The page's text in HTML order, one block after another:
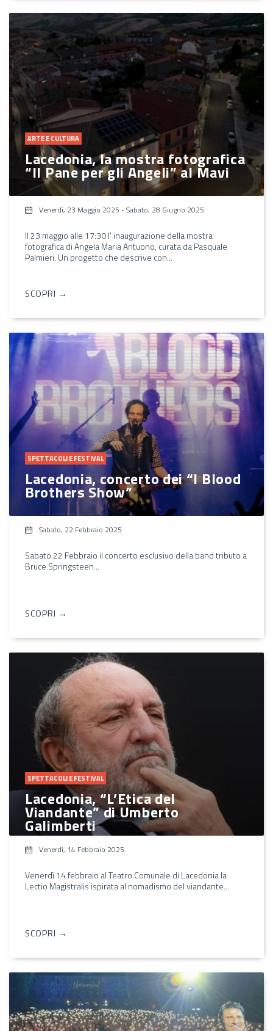
ARTE E CULTURA
Lacedonia, la mostra fotografica
“Il Pane per gli Angeli” al Mavi
Venerdì, 23 Maggio 2025 -Sabato, 28 Giugno 2025
Il 23 maggio alle 17:30 l' inaugurazione della mostra
fotografica di Angela Maria Antuono, curata da Pasquale
Palmieri. Un progetto che descrive con...
SCOPRI →
SPETTACOLI E FESTIVAL
Lacedonia, concerto dei “I Blood
Brothers Show”
Sabato, 22 Febbraio 2025
Sabato 22 Febbraio il concerto esclusivo della band tributo a
Bruce Springsteen...
SCOPRI →
SPETTACOLI E FESTIVAL
Lacedonia, “L’Etica del
Viandante” di Umberto
Galimberti
Venerdì, 14 Febbraio 2025
Venerdì 14 febbraio al Teatro Comunale di Lacedonia la
Lectio Magistralis ispirata al nomadismo del viandante...
SCOPRI →